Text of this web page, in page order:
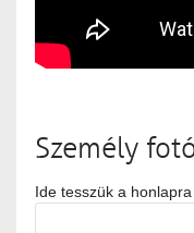
Személy
Ide tesszük a